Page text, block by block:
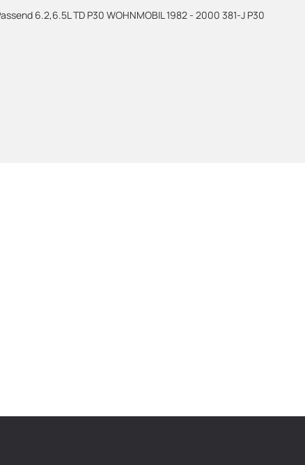
6.2,6.5L TD P30 WOHNMOBIL 1982 - 2000 381-J P30